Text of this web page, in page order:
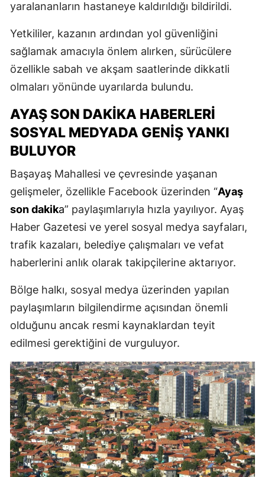
yaralananların hastaneye kaldırıldığı bildirildi.
Yetkililer, kazanın ardından yol güvenliğini
sağlamak amacıyla önlem alırken, sürücülere
özellikle sabah ve akşam saatlerinde dikkatli
olmaları yönünde uyarılarda bulundu.
AYAŞ SON DAKIKA HABERLERI
SOSYAL MEDYADA GENIŞ YANKI
BULUYOR
Başayaş Mahallesi ve çevresinde yaşanan
gelişmeler, özellikle Facebook üzerinden “Ayaş
son dakika” paylaşımlarıyla hızla yayılıyor. Ayaş
Haber Gazetesi ve yerel sosyal medya sayfaları,
trafik kazaları, belediye çalışmaları ve vefat
haberlerini anlık olarak takipçilerine aktarıyor.
Bölge halkı, sosyal medya üzerinden yapılan
paylaşımların bilgilendirme açısından önemli
olduğunu ancak resmi kaynaklardan teyit
edilmesi gerektiğini de vurguluyor.